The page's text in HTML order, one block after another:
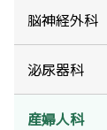
脳神経外科
泌尿器科
産婦人科